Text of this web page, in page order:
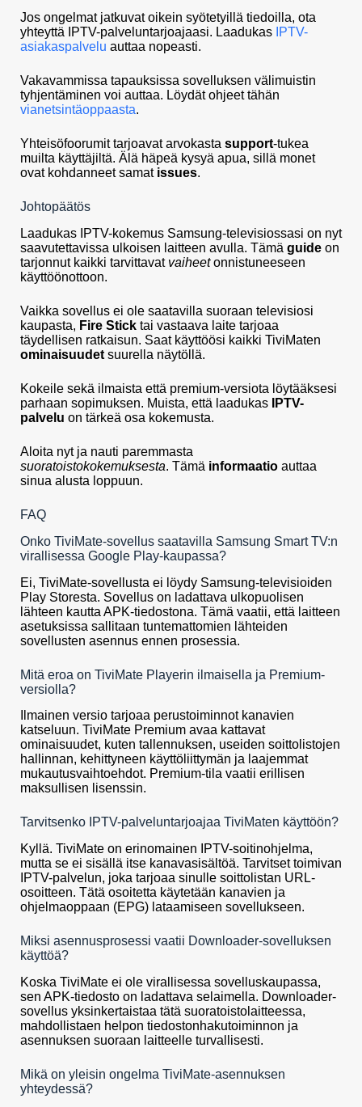
Jos ongelmat jatkuvat oikein syötetyillä tiedoilla, ota
yhteyttä IPTV-palveluntarjoajaasi. Laadukas IPTV-
asiakaspalvelu auttaa nopeasti.
Vakavammissa tapauksissa sovelluksen välimuistin
tyhjentäminen voi auttaa. Löydät ohjeet tähän
vianetsintäoppaasta.
Yhteisöfoorumit tarjoavat arvokasta support-tukea
muilta käyttäjiltä. Älä häpeä kysyä apua, sillä monet
ovat kohdanneet samat issues.
Johtopäätös
Laadukas IPTV-kokemus Samsung-televisiossasi on nyt
saavutettavissa ulkoisen laitteen avulla. Tämä guide on
tarjonnut kaikki tarvittavat vaiheetonnistuneeseen
käyttöönottoon.
Vaikka sovellus ei ole saatavilla suoraan televisiosi
kaupasta, Fire Stick tai vastaava laite tarjoaa
täydellisen ratkaisun. Saat käyttöösi kaikki TiviMaten
ominaisuudet suurella näytöllä.
Kokeile sekä ilmaista että premium-versiota löytääksesi
parhaan sopimuksen. Muista, että laadukas
IPTV-
palvelu on tärkeä osa kokemusta.
Aloita nyt ja nauti paremmasta
suoratoistokokemuksesta. Tämä informaatio auttaa
sinua alusta loppuun.
FAQ
Onko TiviMate-sovellus saatavilla Samsung Smart TV:n
virallisessa Google Play-kaupassa?
Ei, TiviMate-sovellusta ei löydy Samsung-televisioiden
Play Storesta. Sovellus on ladattava ulkopuolisen
lähteen kautta APK-tiedostona. Tämä vaatii, että laitteen
asetuksissa sallitaan tuntemattomien lähteiden
sovellusten asennus ennen prosessia.
Mitä eroa on TiviMate Playerin ilmaisella ja Premium-
versiolla?
Ilmainen versio tarjoaa perustoiminnot kanavien
katseluun. TiviMate Premium avaa kattavat
ominaisuudet, kuten tallennuksen, useiden soittolistojen
hallinnan, kehittyneen käyttöliittymän ja laajemmat
mukautusvaihtoehdot. Premium-tila vaatii erillisen
maksullisen lisenssin.
Tarvitsenko IPTV-palveluntarjoajaa TiviMaten käyttöön?
Kyllä. TiviMate on erinomainen IPTV-soitinohjelma,
mutta se ei sisällä itse kanavasisältöä. Tarvitset toimivan
IPTV-palvelun, joka tarjoaa sinulle soittolistan URL-
osoitteen. Tätä osoitetta käytetään kanavien ja
ohjelmaoppaan (EPG) lataamiseen sovellukseen.
Miksi asennusprosessi vaatii Downloader-sovelluksen
käyttöä?
Koska TiviMate ei ole virallisessa sovelluskaupassa,
sen APK-tiedosto on ladattava selaimella. Downloader-
sovellus yksinkertaistaa tätä suoratoistolaitteessa,
mahdollistaen helpon tiedostonhakutoiminnon ja
asennuksen suoraan laitteelle turvallisesti.
Mikä on yleisin ongelma TiviMate-asennuksen
yhteydessä?